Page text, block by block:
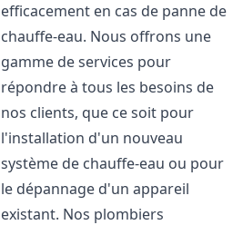
efficacement en cas de panne de
chauffe-eau. Nous offrons une
gamme de services pour
répondre à tous les besoins de
nos clients, que ce soit pour
l'installation d'un nouveau
système de chauffe-eau ou pour
le dépannage d'un appareil
existant. Nos plombiers